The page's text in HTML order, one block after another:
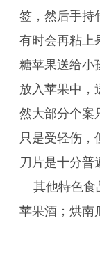
签，然后手持
有时会再粘上
糖苹果送给小
放入苹果中，
然大部分个案
只是受轻伤，
刀片是十分普
其他特色食
苹果酒；烘南